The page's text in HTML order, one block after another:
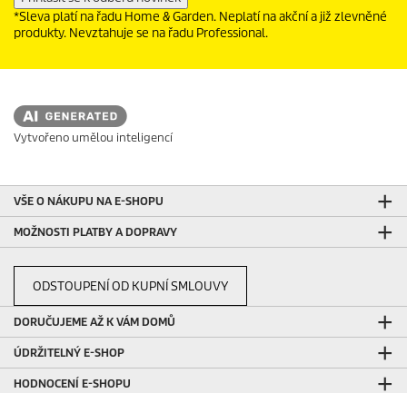
*Sleva platí na řadu Home & Garden. Neplatí na akční a již zlevněné
produkty. Nevztahuje se na řadu Professional.
Vytvořeno umělou inteligencí
VŠE O NÁKUPU NA E-SHOPU
MOŽNOSTI PLATBY A DOPRAVY
ODSTOUPENÍ OD KUPNÍ SMLOUVY
DORUČUJEME AŽ K VÁM DOMŮ
ÚDRŽITELNÝ E-SHOP
HODNOCENÍ E-SHOPU